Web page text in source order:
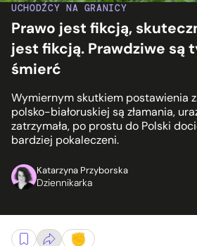
UCHODŹCY NA GRANICY
Prawo jest fikcją,
jest fikcją. Prawdziwe są
śmierć
Wymiernym skutkiem postawienia
polsko-białoruskiej są złamania,
zatrzymała, po prostu do Polski
bardziej pokaleczeni.
Katarzyna Przyborska
Dziennikarka